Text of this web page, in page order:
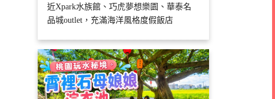
近Xpark水族館、巧虎夢想樂園、華泰名
品城outlet，充滿海洋風格度假飯店